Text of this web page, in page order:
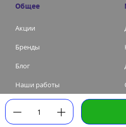
1
Общее
Акции
Бренды
Блог
Наши работы
ИП Белозерова Н.А. |